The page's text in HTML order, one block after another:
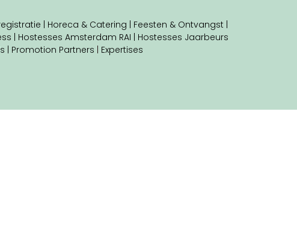
| Horeca & Catering | Feesten & Ontvangst |
Hostesses Amsterdam RAI | Hostesses Jaarbeurs
| Promotion Partners Expertises